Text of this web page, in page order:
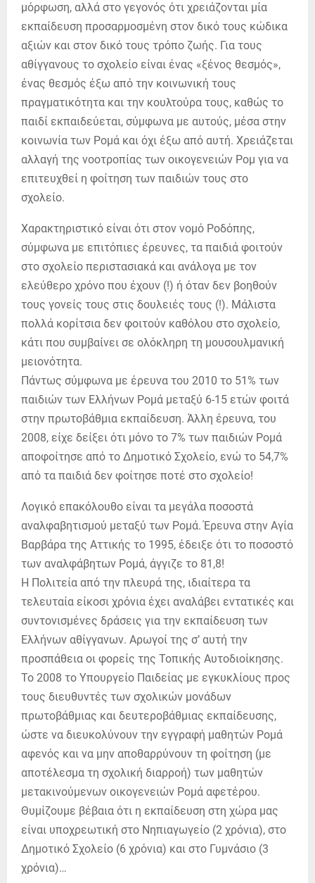
μόρφωση, αλλά στο γεγονός ότι χρειάζονται μία
εκπαίδευση προσαρμοσμένη στον δικό τους κώδικα
αξιών και στον δικό τους τρόπο ζωής. Για τους
αθίγγανους το σχολείο είναι ένας «ξένος θεσμός»,
ένας θεσμός έξω από την κοινωνική τους
πραγματικότητα και την κουλτούρα τους, καθώς το
παιδί εκπαιδεύεται, σύμφωνα με αυτούς, μέσα στην
κοινωνία των Ρομά και όχι έξω από αυτή. Χρειάζεται
αλλαγή της νοοτροπίας των οικογενειών Ρομ για να
επιτευχθεί η φοίτηση των παιδιών τους στο
σχολείο.
Χαρακτηριστικό είναι ότι στον νομό Ροδόπης,
σύμφωνα με επιτόπιες έρευνες, τα παιδιά φοιτούν
στο σχολείο περιστασιακά και ανάλογα με τον
ελεύθερο χρόνο που έχουν (!) ή όταν δεν βοηθούν
τους γονείς τους στις δουλειές τους (!). Μάλιστα
πολλά κορίτσια δεν φοιτούν καθόλου στο σχολείο,
κάτι που συμβαίνει σε ολόκληρη τη μουσουλμανική
μειονότητα.
Πάντως σύμφωνα με έρευνα του 2010 το 51% των
παιδιών των Ελλήνων Ρομά μεταξύ 6-15 ετών φοιτά
στην πρωτοβάθμια εκπαίδευση. Άλλη έρευνα, του
2008, είχε δείξει ότι μόνο το 7% των παιδιών Ρομά
αποφοίτησε από το Δημοτικό Σχολείο, ενώ το 54,7%
από τα παιδιά δεν φοίτησε ποτέ στο σχολείο!
Λογικό επακόλουθο είναι τα μεγάλα ποσοστά
αναλφαβητισμού μεταξύ των Ρομά. Έρευνα στην Αγία
Βαρβάρα της Αττικής το 1995, έδειξε ότι το ποσοστό
των αναλφάβητων Ρομά, άγγιζε το 81,8!
Η Πολιτεία από την πλευρά της, ιδιαίτερα τα
τελευταία είκοσι χρόνια έχει αναλάβει εντατικές και
συντονισμένες δράσεις για την εκπαίδευση των
Ελλήνων αθίγγανων. Αρωγοί της σ’ αυτή την
προσπάθεια οι φορείς της Τοπικής Αυτοδιοίκησης.
Το 2008 το Υπουργείο Παιδείας με εγκυκλίους προς
τους διευθυντές των σχολικών μονάδων
πρωτοβάθμιας και δευτεροβάθμιας εκπαίδευσης,
ώστε να διευκολύνουν την εγγραφή μαθητών Ρομά
αφενός και να μην αποθαρρύνουν τη φοίτηση (με
αποτέλεσμα τη σχολική διαρροή) των μαθητών
μετακινούμενων οικογενειών Ρομά αφετέρου.
Θυμίζουμε βέβαια ότι η εκπαίδευση στη χώρα μας
είναι υποχρεωτική στο Νηπιαγωγείο (2 χρόνια), στο
Δημοτικό Σχολείο (6 χρόνια) και στο Γυμνάσιο (3
χρόνια)…